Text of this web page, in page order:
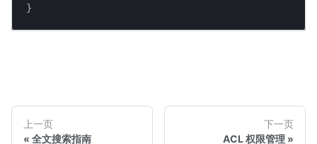
}
上一页
全文搜索指南
下一页
ACL 权限管理